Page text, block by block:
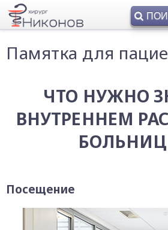
Памятка для
ЧТО НУЖНО
ВНУТРЕННЕМ
Посещение